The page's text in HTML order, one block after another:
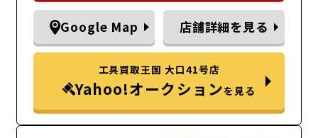
Google Map 店舗詳細を見る
工具買取王国 大口41号店
Yahoo!オークションを見る